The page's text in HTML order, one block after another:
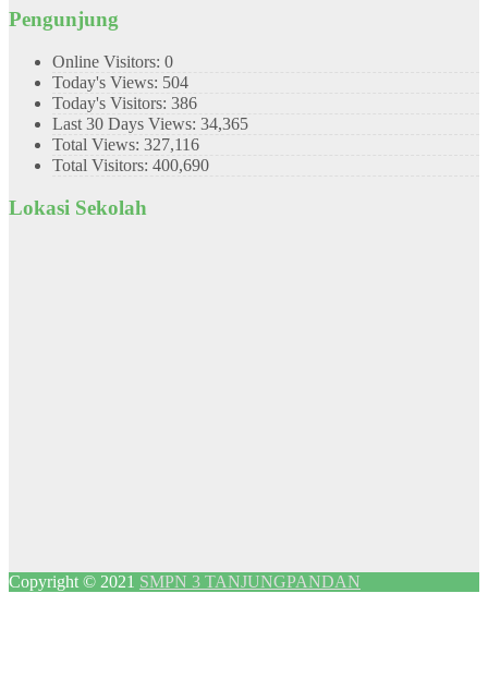
Pengunjung
Online Visitors: 0
Today's Views: 504
Today's Visitors: 386
Last 30 Days Views: 34,365
Total Views: 327,116
Total Visitors: 400,690
Lokasi Sekolah
Copyright © 2021 SMPN 3 TANJUNGPANDAN